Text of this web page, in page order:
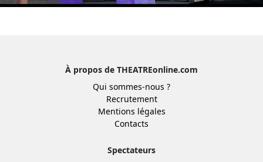
À propos de THEATREonline.com
Qui sommes-nous ?
Recrutement
Mentions légales
Contacts
Spectateurs